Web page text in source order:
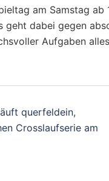
am Samstag
geht dabei gegen
Aufgaben
querfeldein,
Crosslaufserie am